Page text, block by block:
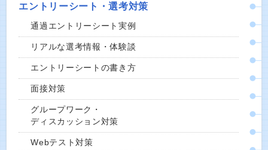
エントリーシート・選考対策
通過エントリーシート実例
リアルな選考情報・体験談
エントリーシートの書き方
面接対策
グループワーク・
ディスカッション対策
Webテスト対策